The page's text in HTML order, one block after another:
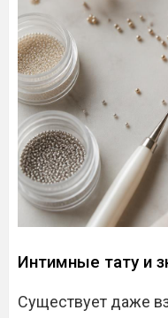
Интимные тату и
Существует даже